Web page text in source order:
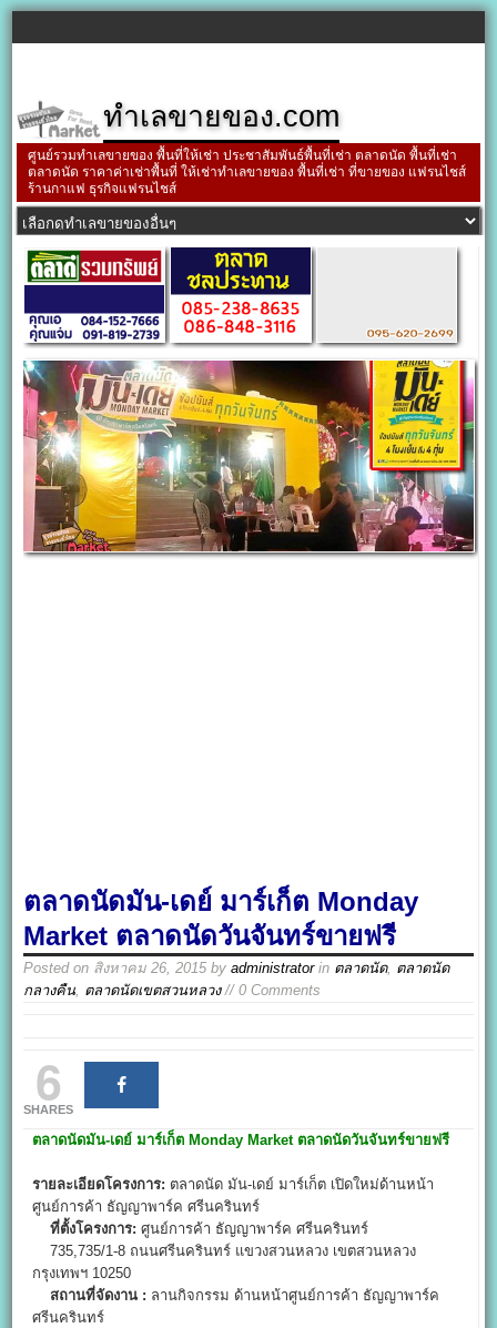
ทำเลขายของ.com
ศูนย์รวมทำเลขายของ พื้นที่ให้เช่า ประชาสัมพันธ์พื้นที่เช่า ตลาดนัด พื้นที่เช่า
ตลาดนัด ราคาค่าเช่าพื้นที่ ให้เช่าทำเลขายของ พื้นที่เช่า ที่ขายของ แฟรนไชส์
ร้านกาแฟ ธุรกิจแฟรนไชส์
ตลาดนัดมัน-เดย์ มาร์เก็ต Monday
Market ตลาดนัดวันจันทร์ขายฟรี
Posted on สิงหาคม 26, 2015 byadministratorin ตลาดนัด, ตลาดนัด
กลางคืน, ตลาดนัดเขตสวนหลวง// 0 Comments
6
SHARES
ตลาดนัดมัน-เดย์ มาร์เก็ต Monday Market ตลาดนัดวันจันทร์ขายฟรี
รายละเอียดโครงการ: ตลาดนัด มัน-เดย์ มาร์เก็ต เปิดใหม่ด้านหน้า
ศูนย์การค้า ธัญญาพาร์ค ศรีนครินทร์
ที่ตั้งโครงการ: ศูนย์การค้า ธัญญาพาร์ค ศรีนครินทร์
735,735/1-8 ถนนศรีนครินทร์ แขวงสวนหลวง เขตสวนหลวง
กรุงเทพฯ 10250
สถานที่จัดงาน : ลานกิจกรรม ด้านหน้าศูนย์การค้า ธัญญาพาร์ค
ศรีนครินทร์